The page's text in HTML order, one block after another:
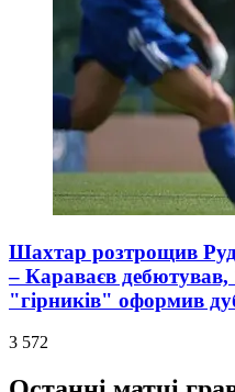
Шахтар розтрощив
– Караваєв дебютував,
"гірників" оформив
3 572